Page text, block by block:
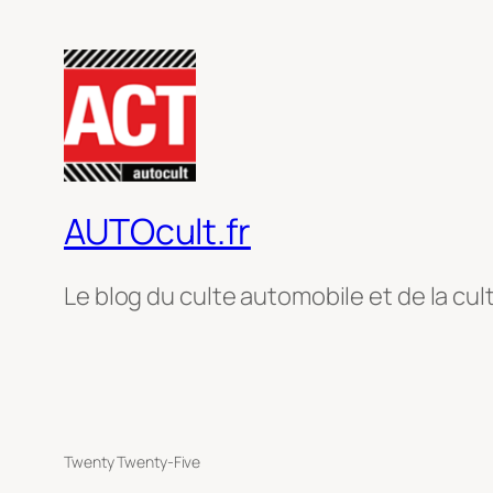
AUTOcult.fr
Le blog du culte automobile et de la
Twenty Twenty-Five